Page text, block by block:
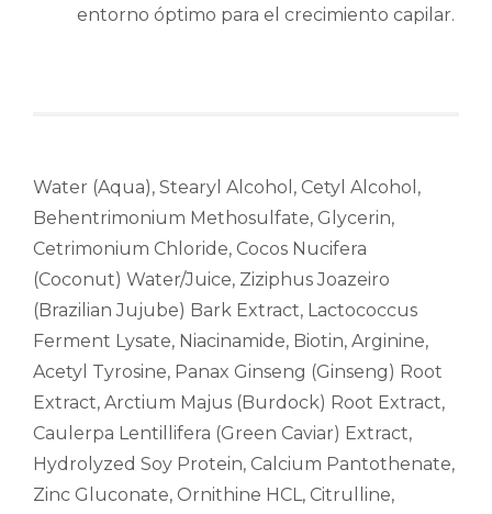
entorno óptimo para el crecimiento capilar.
Water (Aqua), Stearyl Alcohol, Cetyl Alcohol,
Behentrimonium Methosulfate, Glycerin,
Cetrimonium Chloride, Cocos Nucifera
(Coconut) Water/Juice, Ziziphus Joazeiro
(Brazilian Jujube) Bark Extract, Lactococcus
Ferment Lysate, Niacinamide, Biotin, Arginine,
Acetyl Tyrosine, Panax Ginseng (Ginseng) Root
Extract, Arctium Majus (Burdock) Root Extract,
Caulerpa Lentillifera (Green Caviar) Extract,
Hydrolyzed Soy Protein, Calcium Pantothenate,
Zinc Gluconate, Ornithine HCL, Citrulline,